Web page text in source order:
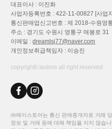
대표이사 : 이진화
사업자등록번호 : 422-11-00827 [사업
통신판매업신고번호 : 제 2018-수원영
주소 : 경기도 수원시 영통구 매봉로 31
이메일 :dreamlsj77@naver.com
개인정보취급책임자 : 이승진
copyright⒞astore all right reserved
㈜에이스토어는 통신 판매중개자로 거래
정보 및 거래 등에 대해 책임을 지지 않습